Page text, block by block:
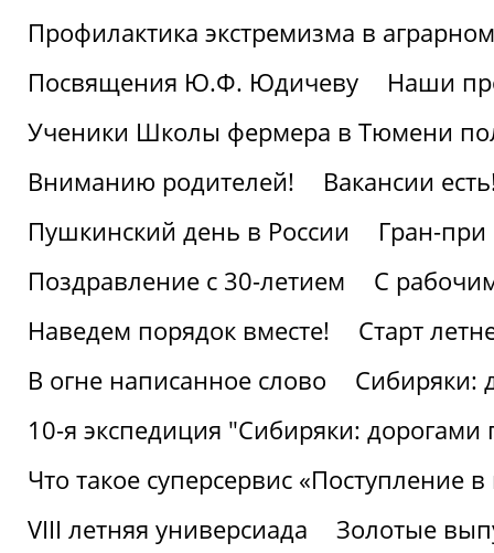
Профилактика экстремизма в аграрном
Посвящения Ю.Ф. Юдичеву
Наши
Ученики Школы фермера в Тюмени
Вниманию родителей!
Вакансии
Пушкинский день в России
Гран-
Поздравление с 30-летием
С
Наведем порядок вместе!
Старт
В огне написанное слово
Сибиряки:
10-я экспедиция "Сибиряки: дорогами
Что такое суперсервис «Поступление
VIII летняя универсиада
Золотые